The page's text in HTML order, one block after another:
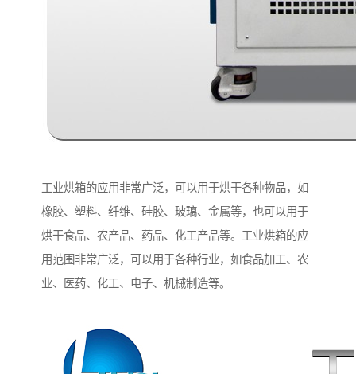
工业烘箱的应用非常广泛，可以用于烘干各种物品，如
橡胶、塑料、纤维、硅胶、玻璃、金属等，也可以用于
烘干食品、农产品、药品、化工产品等。工业烘箱的应
用范围非常广泛，可以用于各种行业，如食品加工、农
业、医药、化工、电子、机械制造等。